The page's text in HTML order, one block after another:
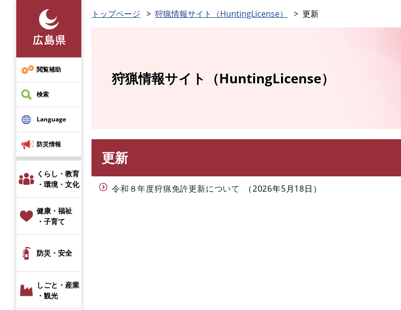
先
頭
で
す
閲覧補助
検索
Language
防災情報
くらし・教育
・環境・文化
健康・福祉
・子育て
防災・安全
しごと・産業
・観光
トップページ 狩猟情報サイト（HuntingLicense） 更新
狩猟情報サイト（HuntingLicense）
更新
令和８年度狩猟免許更新について 2026年5月18日